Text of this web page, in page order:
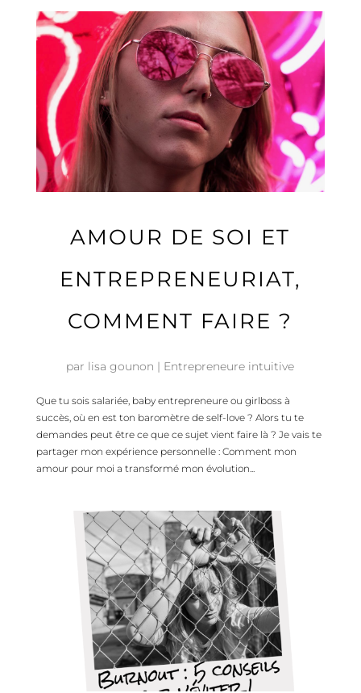
AMOUR DE SOI ET
ENTREPRENEURIAT,
COMMENT FAIRE ?
par lisa gounon | Entrepreneure intuitive
Que tu sois salariée, baby entrepreneure ou girlboss à
succès, où en est ton baromètre de self-love ? Alors tu te
demandes peut être ce que ce sujet vient faire là ? Je vais te
partager mon expérience personnelle : Comment mon
amour pour moi a transformé mon évolution...